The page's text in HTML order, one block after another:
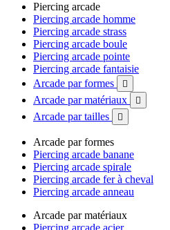
Piercing arcade
Piercing arcade homme
Piercing arcade strass
Piercing arcade boule
Piercing arcade pointe
Piercing arcade fantaisie
Arcade par formes

Arcade par matériaux 
Arcade par tailles 
Arcade par formes
Piercing arcade banane
Piercing arcade spirale
Piercing arcade fer à cheval
Piercing arcade anneau
Arcade par matériaux
Piercing arcade acier